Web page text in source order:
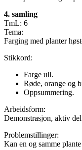
4. samling
TmL: 6
Tema:
Farging med planter
Stikkord:
Farge ull.
Røde, orange og
Oppsummering.
Arbeidsform:
Demonstrasjon, aktiv
Problemstillinger:
Kan en og samme